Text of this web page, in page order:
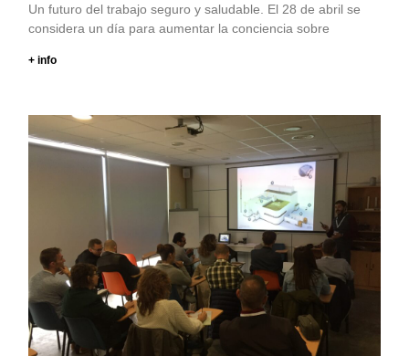
Un futuro del trabajo seguro y saludable. El 28 de abril se
considera un día para aumentar la conciencia sobre
+ info